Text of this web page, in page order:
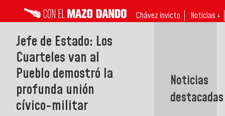
Chávez invicto Noticias ↓
Jefe de Estado: Los
Cuarteles van al
Pueblo demostró la
profunda unión
cívico-militar
Noticias
destacadas